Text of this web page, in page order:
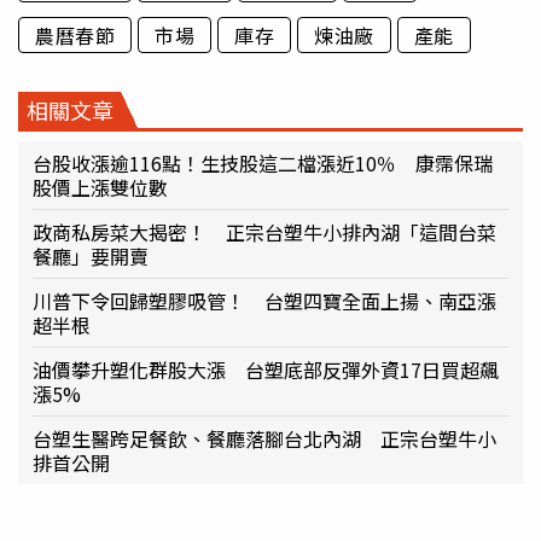
農曆春節 市場 庫存 煉油廠 產能
相關文章
台股收漲逾116點！生技股這二檔漲近10％ 康霈保瑞
股價上漲雙位數
政商私房菜大揭密！ 正宗台塑牛小排內湖「這間台菜
餐廳」要開賣
川普下令回歸塑膠吸管！ 台塑四寶全面上揚、南亞漲
超半根
油價攀升塑化群股大漲 台塑底部反彈外資17日買超飆
漲5%
台塑生醫跨足餐飲、餐廳落腳台北內湖 正宗台塑牛小
排首公開